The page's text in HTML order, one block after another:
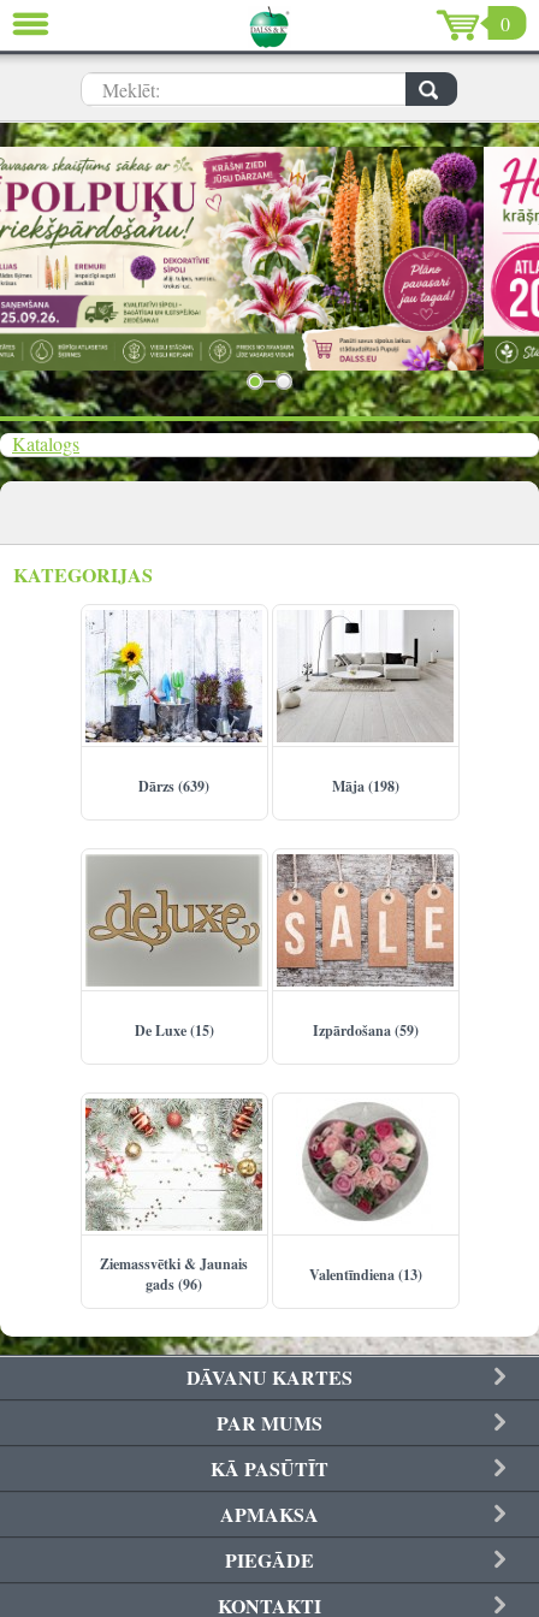
0
Meklēt:
Katalogs
KATEGORIJAS
Dārzs (639) Māja (198)
De Luxe (15) Izpārdošana (59)
Ziemassvētki & Jaunais
gads (96)
Valentīndiena (13)
DĀVANU KARTES
PAR MUMS
KĀ PASŪTĪT
APMAKSA
PIEGĀDE
KONTAKTI
AIZVĒRT
Dārzs (639)
Māja (198)
De Luxe (15)
Izpārdošana (59)
Ziemassvētki & Jaunais gads (96)
Valentīndiena (13)
Reģistrēties